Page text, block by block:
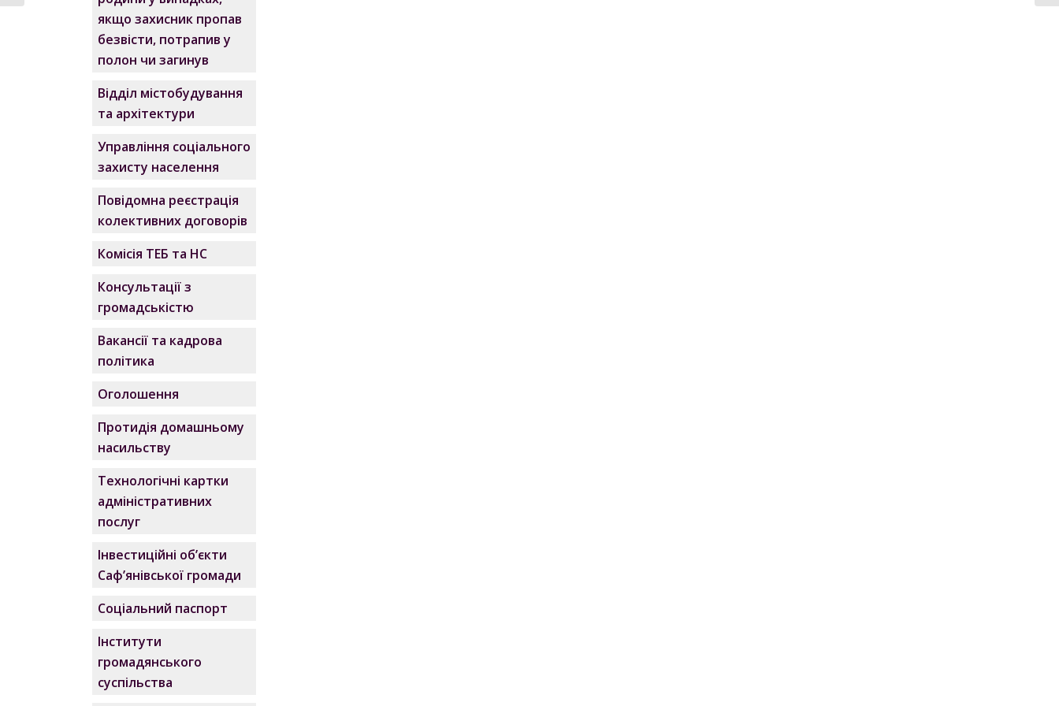
якщо захисник пропав
безвісти, потрапив у
полон чи загинув
Відділ містобудування
та архітектури
Управління соціального
захисту населення
Повідомна реєстрація
колективних договорів
Комісія ТЕБ та НС
Консультації з
громадськістю
Вакансії та кадрова
політика
Оголошення
Протидія домашньому
насильству
Технологічні картки
адміністративних
послуг
Інвестиційні об’єкти
Саф’янівської громади
Соціальний паспорт
Інститути
громадянського
суспільства